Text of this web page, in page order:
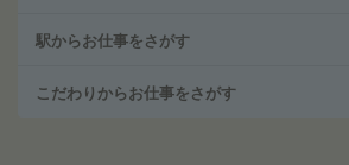
駅からお仕事をさがす
こだわりからお仕事をさがす